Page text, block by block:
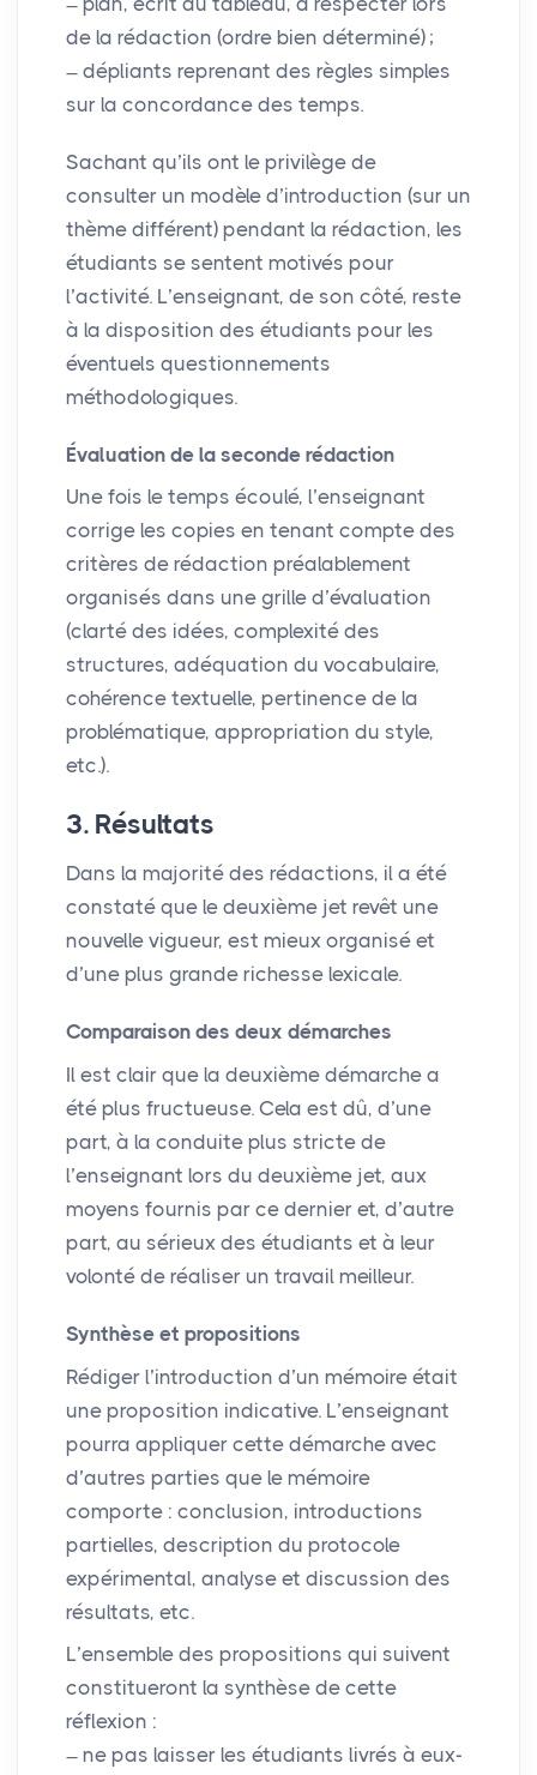
de la rédaction (ordre bien déterminé) ;
dépliants reprenant des règles simples
sur la concordance des temps.
Sachant qu’ils ont le privilège de
consulter un modèle d’introduction (sur un
thème différent) pendant la rédaction, les
étudiants se sentent motivés pour
l’activité. L’enseignant, de son côté, reste
à la disposition des étudiants pour les
éventuels questionnements
méthodologiques.
Évaluation de la seconde rédaction
Une fois le temps écoulé, l’enseignant
corrige les copies en tenant compte des
critères de rédaction préalablement
organisés dans une grille d’évaluation
(clarté des idées, complexité des
structures, adéquation du vocabulaire,
cohérence textuelle, pertinence de la
problématique, appropriation du style,
etc.).
3. Résultats
Dans la majorité des rédactions, il a été
constaté que le deuxième jet revêt une
nouvelle vigueur, est mieux organisé et
d’une plus grande richesse lexicale.
Comparaison des deux démarches
Il est clair que la deuxième démarche a
été plus fructueuse. Cela est dû, d’une
part, à la conduite plus stricte de
l’enseignant lors du deuxième jet, aux
moyens fournis par ce dernier et, d’autre
part, au sérieux des étudiants et à leur
volonté de réaliser un travail meilleur.
Synthèse et propositions
Rédiger l’introduction d’un mémoire était
une proposition indicative. L’enseignant
pourra appliquer cette démarche avec
d’autres parties que le mémoire
comporte : conclusion, introductions
partielles, description du protocole
expérimental, analyse et discussion des
résultats, etc.
L’ensemble des propositions qui suivent
constitueront la synthèse de cette
réflexion :
ne pas laisser les étudiants livrés à eux-